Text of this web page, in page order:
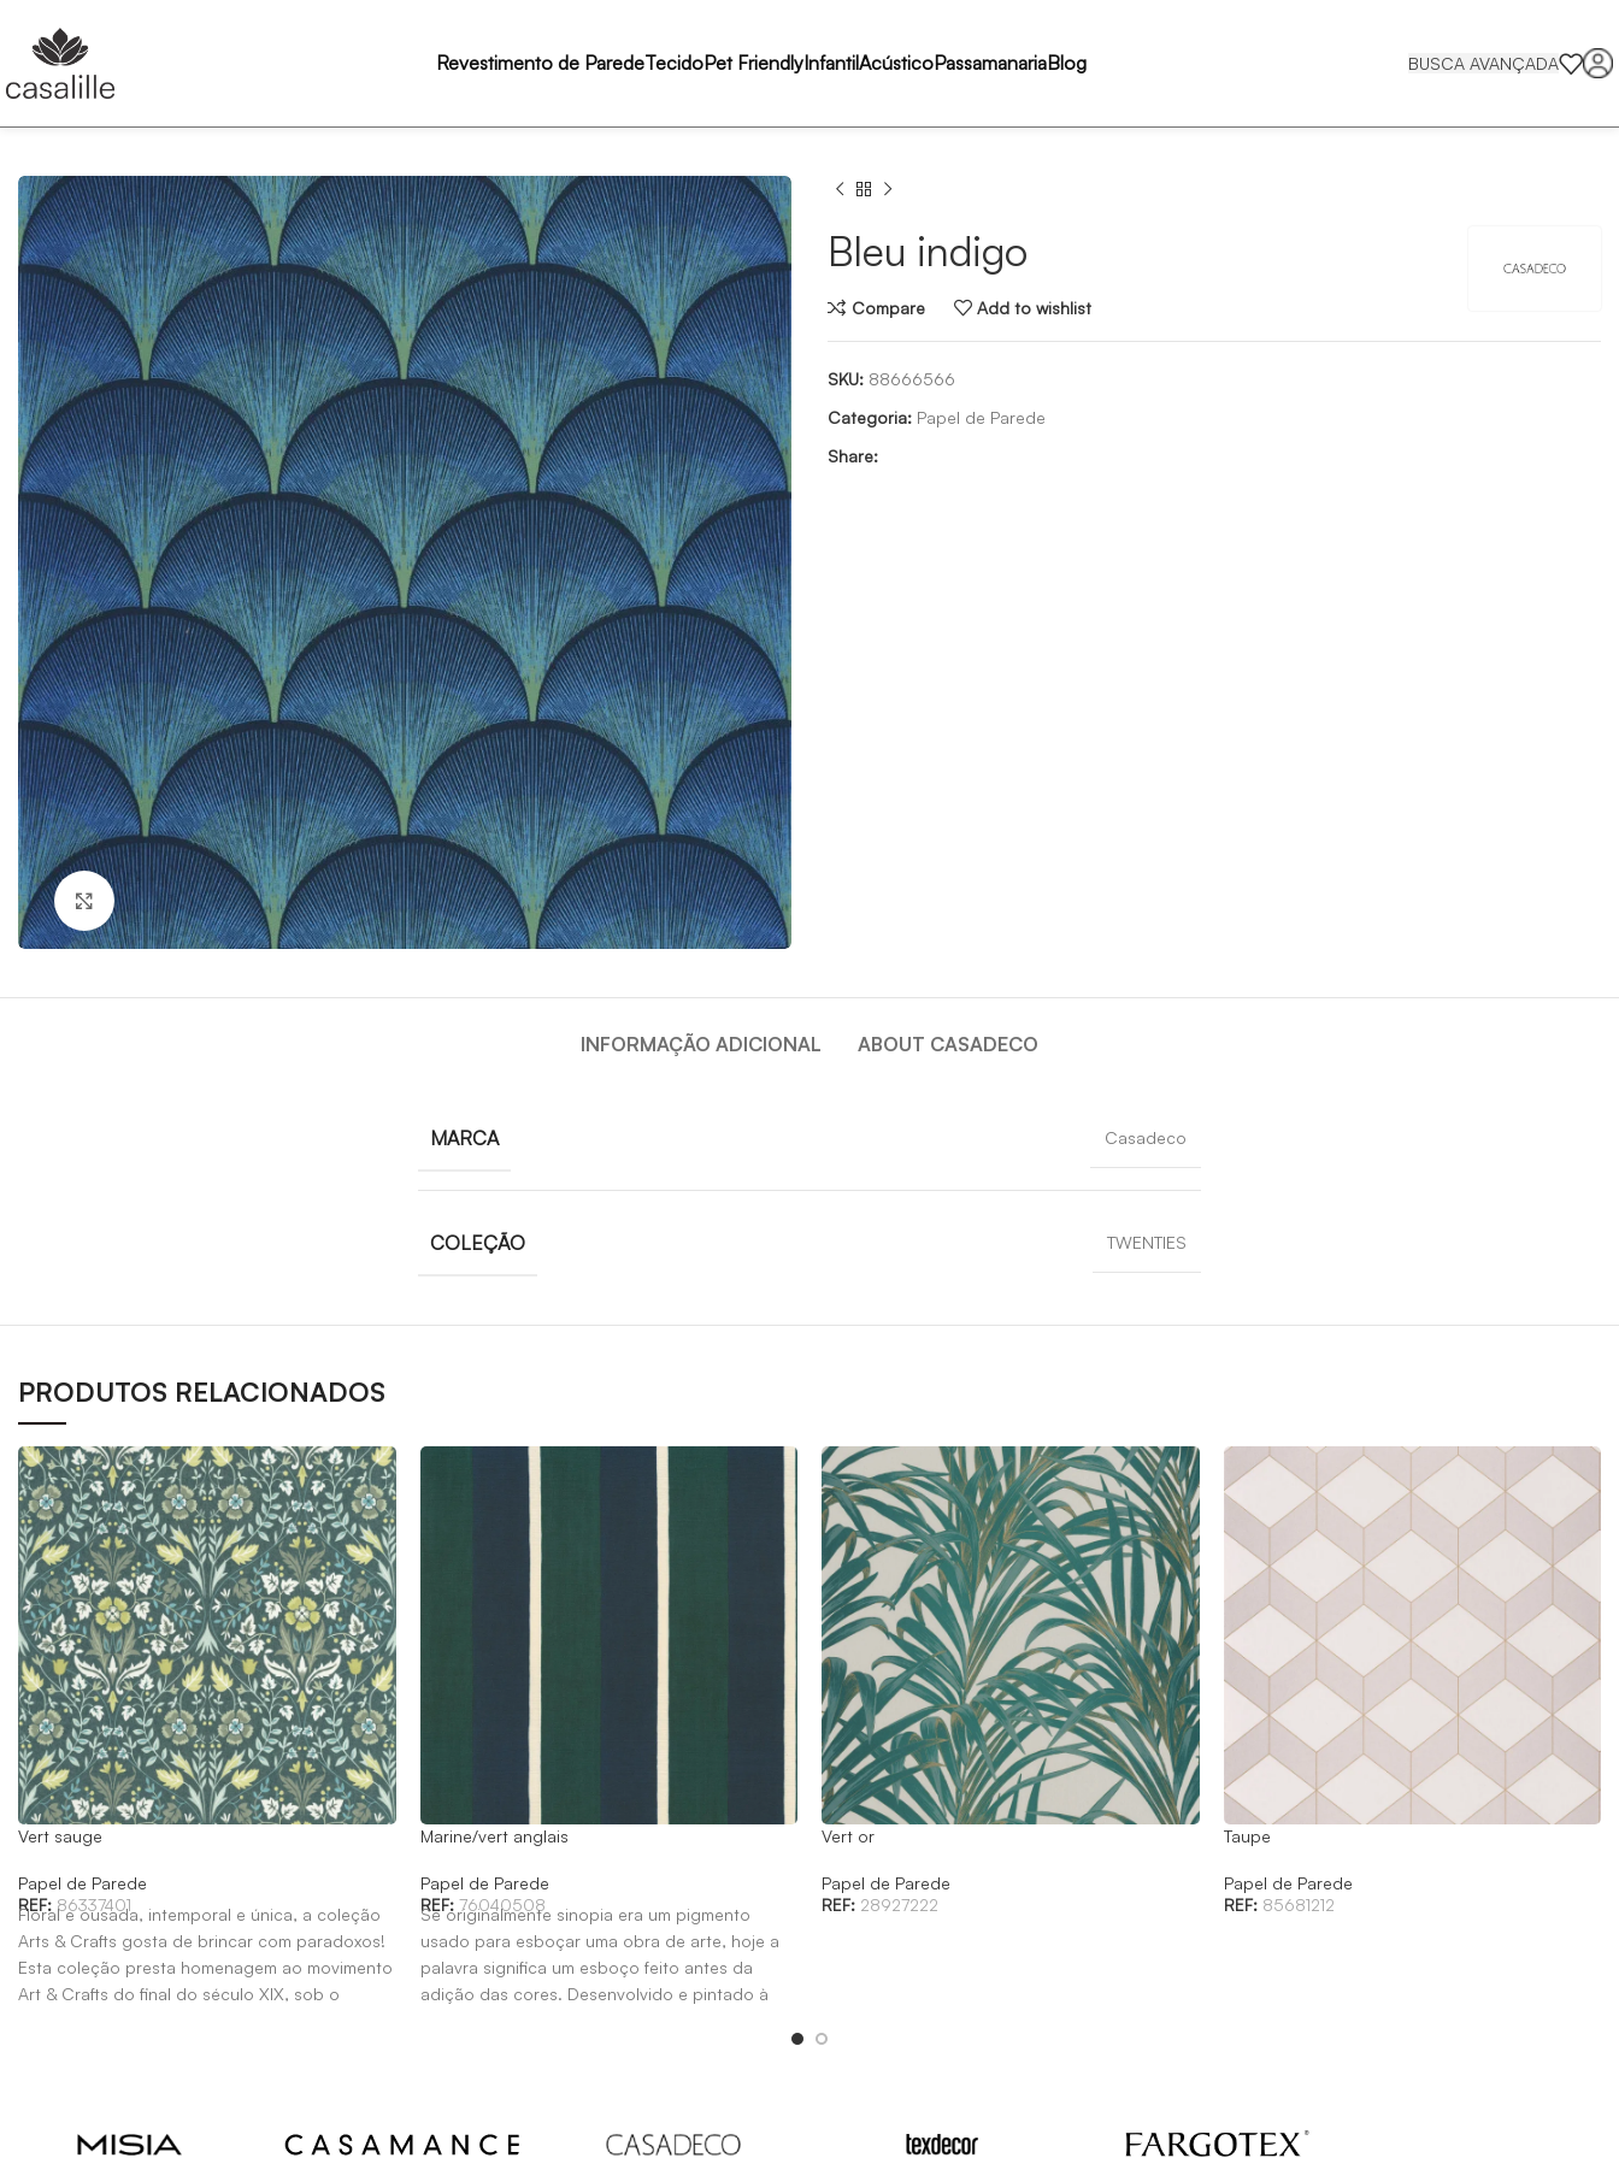
Revestimento de ParedeTecidoPet FriendlyInfantilAcústicoPassamanariaBlog BUSCA AVANÇADA
Click to enlarge
Bleu indigo
Compare Add to wishlist
SKU: 88666566
Categoria: Papel de Parede
Share:
INFORMAÇÃO ADICIONAL ABOUT CASADECO
MARCA Casadeco
COLEÇÃO TWENTIES
PRODUTOS RELACIONADOS
Vert sauge
Papel de Parede
REF: 86337401
Floral e ousada, intemporal e única, a coleção
Arts & Crafts gosta de brincar com paradoxos!
Esta coleção presta homenagem ao movimento
Art & Crafts do final do século XIX, sob o
Marine/vert anglais
Papel de Parede
REF: 76040508
Se originalmente sinopia era um pigmento
usado para esboçar uma obra de arte, hoje a
palavra significa um esboço feito antes da
adição das cores. Desenvolvido e pintado à
Vert or
Papel de Parede
REF: 28927222
Taupe
Papel de Parede
REF: 85681212